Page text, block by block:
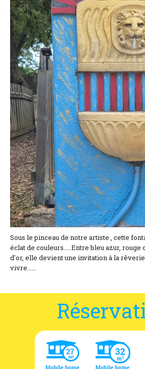
Documentations
Actualités
Mobile home et tarifs
Emplacement et tarifs
Chambre à la nuitée et tarifs
Sous le pinceau de notre artiste , cette
éclat de couleurs.....Entre bleu azur,
d'or, elle devient une invitation à la
vivre......